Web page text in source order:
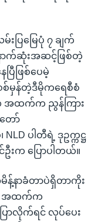
ပြမြေပုံ ၇ ချက်
ာက်ဆုံးအဆင့်ဖြစ်တဲ့
ြီဖြစ်ပေမဲ့
မှန်တဲ့ဒီမိုကရေစီစံ
အထက်က ညွန်ကြား
ော်
ပါတီရဲ့ ဒုဥက္ကဋ္ဌ
းက ပြောပါတယ်။
န့်နာခံတာပဲရှိတာကိုး
အထက်က
ာလိုက်ရင် လုပ်ပေး